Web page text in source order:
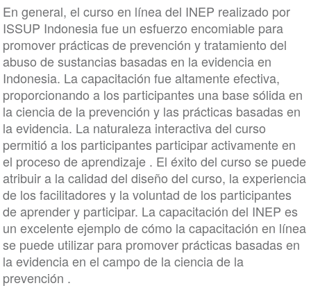
En general, el curso en línea del INEP realizado por
ISSUP Indonesia fue un esfuerzo encomiable para
promover prácticas de prevención y tratamiento del
abuso de sustancias basadas en la evidencia en
Indonesia. La capacitación fue altamente efectiva,
proporcionando a los participantes una base sólida en
la ciencia de la prevención y las prácticas basadas en
la evidencia. La naturaleza interactiva del curso
permitió a los participantes participar activamente en
el proceso de aprendizaje . El éxito del curso se puede
atribuir a la calidad del diseño del curso, la experiencia
de los facilitadores y la voluntad de los participantes
de aprender y participar. La capacitación del INEP es
un excelente ejemplo de cómo la capacitación en línea
se puede utilizar para promover prácticas basadas en
la evidencia en el campo de la ciencia de la
prevención .